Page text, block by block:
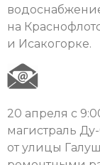
на
и Исакогорке.
20 апреля с
магистраль
от улицы